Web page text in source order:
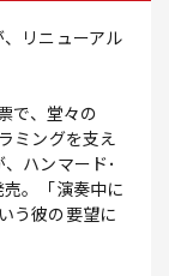
リニューアル
で、堂々の
ミングを支え
ハンマード･
。「演奏中に
う彼の要望に